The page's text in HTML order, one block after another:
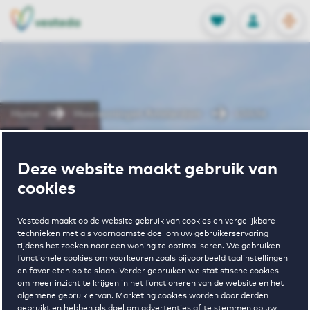
Deze website maakt gebruik van
cookies
Vesteda maakt op de website gebruik van cookies en vergelijkbare
technieken met als voornaamste doel om uw gebruikerservaring
tijdens het zoeken naar een woning te optimaliseren. We gebruiken
functionele cookies om voorkeuren zoals bijvoorbeeld taalinstellingen
en favorieten op te slaan. Verder gebruiken we statistische cookies
om meer inzicht te krijgen in het functioneren van de website en het
algemene gebruik ervan. Marketing cookies worden door derden
FAVORIETEN
Opgeslagen
INLOGGEN
NL
EN
Home
Wonen in
IJzicht